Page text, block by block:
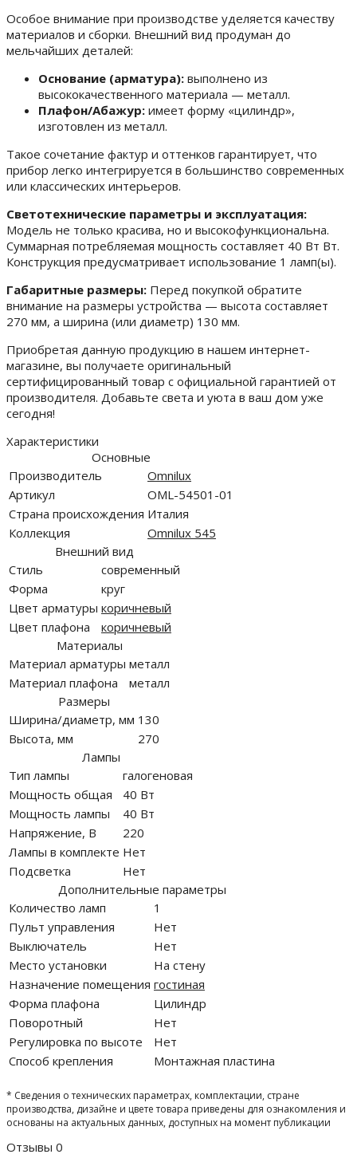
Особое внимание при производстве уделяется качеству
материалов и сборки. Внешний вид продуман до
мельчайших деталей:
Основание (арматура): выполнено из
высококачественного материала — металл.
Плафон/Абажур: имеет форму «цилиндр»,
изготовлен из металл.
Такое сочетание фактур и оттенков гарантирует, что
прибор легко интегрируется в большинство современных
или классических интерьеров.
Светотехнические параметры и эксплуатация:
Модель не только красива, но и высокофункциональна.
Суммарная потребляемая мощность составляет 40 Вт Вт.
Конструкция предусматривает использование 1 ламп(ы).
Габаритные размеры: Перед покупкой обратите
внимание на размеры устройства — высота составляет
270 мм, а ширина (или диаметр) 130 мм.
Приобретая данную продукцию в нашем интернет-
магазине, вы получаете оригинальный
сертифицированный товар с официальной гарантией от
производителя. Добавьте света и уюта в ваш дом уже
сегодня!
Характеристики
Основные
Производитель
Omnilux
Артикул
OML-54501-01
Страна происхождения Италия
Коллекция
Omnilux 545
Внешний вид
Стиль
современный
Форма
круг
Цвет арматуры коричневый
Цвет плафона
коричневый
Материалы
Материал арматуры металл
Материал плафона
металл
Размеры
Ширина/диаметр, мм 130
Высота, мм
270
Лампы
Тип лампы
галогеновая
Мощность общая
40 Вт
Мощность лампы
40 Вт
Напряжение, В
220
Лампы в комплекте Нет
Подсветка
Нет
Дополнительные параметры
Количество ламп
1
Пульт управления
Нет
Выключатель
Нет
Место установки
На стену
Назначение помещения гостиная
Форма плафона
Цилиндр
Поворотный
Нет
Регулировка по высоте
Нет
Способ крепления
Монтажная пластина
* Сведения о технических параметрах, комплектации, стране
производства, дизайне и цвете товара приведены для ознакомления и
основаны на актуальных данных, доступных на момент публикации
Отзывы 0